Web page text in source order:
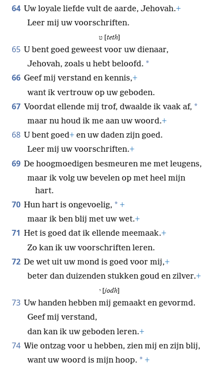
64 Uw loyale liefde vult de aarde, Jehovah.+
Leer mij uw voorschriften.
teth
65 U bent goed geweest voor uw dienaar,
Jehovah, zoals u hebt beloofd. *
66 Geef mij verstand en kennis,+
want ik vertrouw op uw geboden.
67 Voordat ellende mij trof, dwaalde ik vaak af, *
maar nu houd ik me aan uw woord.+
68 U bent goed+ en uw daden zijn goed.
Leer mij uw voorschriften.+
69 De hoogmoedigen besmeuren me met leugens,
maar ik volg uw bevelen op met heel mijn
hart.
70 Hun hart is ongevoelig, * +
maar ik ben blij met uw wet.+
71 Het is goed dat ik ellende meemaak.+
Zo kan ik uw voorschriften leren.
72 De wet uit uw mond is goed voor mij,+
beter dan duizenden stukken goud en zilver.+
jodh
73 Uw handen hebben mij gemaakt en gevormd.
Geef mij verstand,
dan kan ik uw geboden leren.+
74 Wie ontzag voor u hebben, zien mij en zijn blij,
want uw woord is mijn hoop. * +